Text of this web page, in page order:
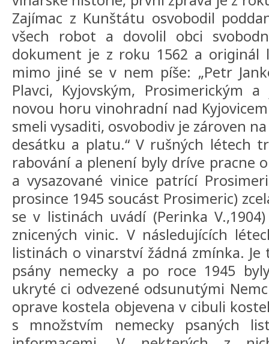
Zajímac z Kunštátu osvobodil
všech robot a dovolil obci
dokument je z roku 1562 a originál
mimo jiné se v nem píše: „Petr
Plavci, Kyjovským, Prosimerickým
novou horu vinohradní nad
smeli vysaditi, osvobodiv je zároven
desátku a platu.“ V rušných létech
rabování a plenení byly dríve pracne
a vysazované vinice patrící
prosince 1945 soucást Prosimeric)
se v listinách uvádí (Perinka
znicených vinic. V následujících
listinách o vinarství žádná zmínka.
psány nemecky a po roce 1945
ukryté ci odvezené odsunutými
oprave kostela objevena v cibuli
s množstvím nemecky psaných